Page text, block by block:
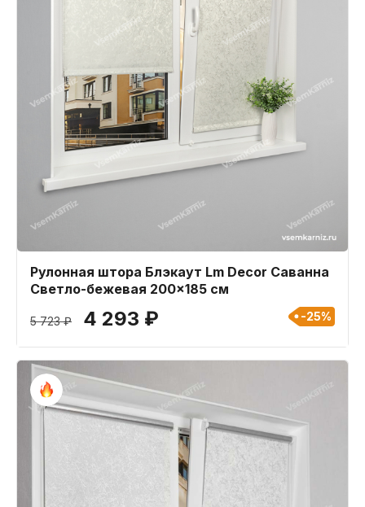
Рулонная штора Блэкаут Lm Decor Саванна
Светло-бежевая 200x185 см
5 723 ₽ 4 293 ₽ -25%